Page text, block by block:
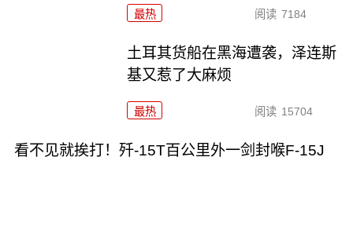
最热 阅读 7184
土耳其货船在黑海遭袭，泽连斯
基又惹了大麻烦
最热 阅读 15704
看不见就挨打！歼-15T百公里外一剑封喉F-15J